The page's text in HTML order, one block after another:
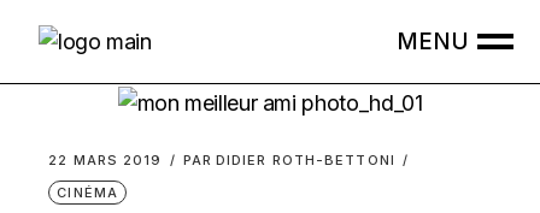
22 MARS 2019 PAR DIDIER ROTH-BETTONI
CINÉMA